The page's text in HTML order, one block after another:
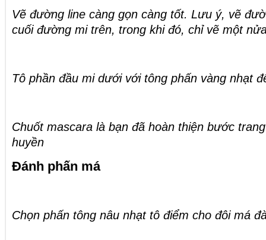
Vẽ đường line càng gọn càng tốt. Lưu ý, vẽ
cuối đường mi trên, trong khi đó, chỉ vẽ một
Tô phần đầu mi dưới với tông phấn vàng nhạt
Chuốt mascara là bạn đã hoàn thiện bước
huyền
Đánh phấn má
Chọn phấn tông nâu nhạt tô điểm cho đôi má